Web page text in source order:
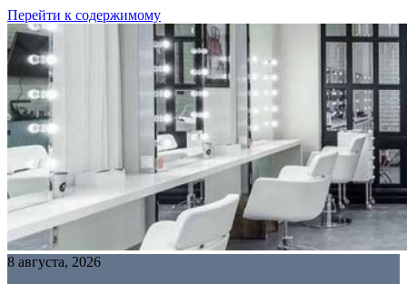
Перейти к содержимому
8 августа, 2026